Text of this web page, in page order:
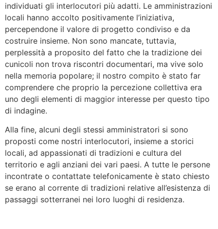
individuati gli interlocutori più adatti. Le amministrazioni
locali hanno accolto positivamente l’iniziativa,
percependone il valore di progetto condiviso e da
costruire insieme. Non sono mancate, tuttavia,
perplessità a proposito del fatto che la tradizione dei
cunicoli non trova riscontri documentari, ma vive solo
nella memoria popolare; il nostro compito è stato far
comprendere che proprio la percezione collettiva era
uno degli elementi di maggior interesse per questo tipo
di indagine.
Alla fine, alcuni degli stessi amministratori si sono
proposti come nostri interlocutori, insieme a storici
locali, ad appassionati di tradizioni e cultura del
territorio e agli anziani dei vari paesi. A tutte le persone
incontrate o contattate telefonicamente è stato chiesto
se erano al corrente di tradizioni relative all’esistenza di
passaggi sotterranei nei loro luoghi di residenza.